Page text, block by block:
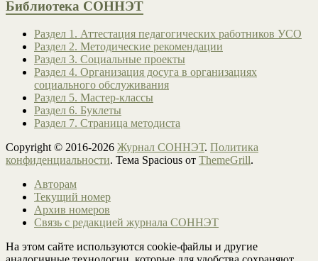
Библиотека СОННЭТ
Раздел 1. Аттестация педагогических работников УСО
Раздел 2. Методические рекомендации
Раздел 3. Социальные проекты
Раздел 4. Организация досуга в организациях
социального обслуживания
Раздел 5. Мастер-классы
Раздел 6. Буклеты
Раздел 7. Страница методиста
Copyright © 2016-2026 Журнал СОННЭТ. Политика
конфиденциальности. Тема Spacious от ThemeGrill.
Авторам
Текущий номер
Архив номеров
Связь с редакцией журнала СОННЭТ
На этом сайте используются cookie-файлы и другие